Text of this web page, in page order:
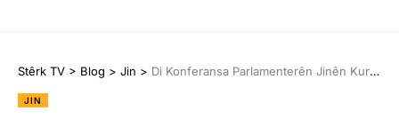
Stêrk TV > Blog > Jin > Di Konferansa Parlamenterên Jinên Kurd de banga ji bo wergirtina ‘biryarên radîkal’
JIN